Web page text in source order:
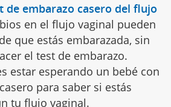
de embarazo casero del flujo
en el flujo vaginal pueden
que estás embarazada, sin
el test de embarazo.
estar esperando un bebé con
para saber si estás
tu flujo vaginal.